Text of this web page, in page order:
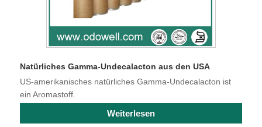
Natürliches Gamma-Undecalacton aus den USA
US-amerikanisches natürliches Gamma-Undecalacton ist
ein Aromastoff.
Weiterlesen